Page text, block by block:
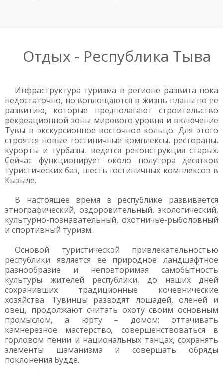
Отдых - Республика Тыва
Инфраструктура туризма в регионе развита пока
недостаточно, но воплощаются в жизнь планы по ее
развитию, которые предполагают строительство
рекреационной зоны мирового уровня и включение
Тувы в экскурсионное восточное кольцо. Для этого
строятся новые гостиничные комплексы, рестораны,
курорты и турбазы, ведется реконструкция старых.
Сейчас функционирует около полутора десятков
туристических баз, шесть гостиничных комплексов в
Кызыле.
В настоящее время в республике развивается
этнографический, оздоровительный, экологический,
культурно-познавательный, охотничье-рыболовный
и спортивный туризм.
Основой туристической привлекательностью
республики является ее природное ландшафтное
разнообразие и неповторимая самобытность
культуры жителей республики, до наших дней
сохранивших традиционные кочевнические
хозяйства. Тувинцы разводят лошадей, оленей и
овец, продолжают считать охоту своим основным
промыслом, а юрту – домом; оттачивать
камнерезное мастерство, совершенствоваться в
горловом пении и национальных танцах, сохранять
элементы шаманизма и совершать обряды
поклонения Будде.